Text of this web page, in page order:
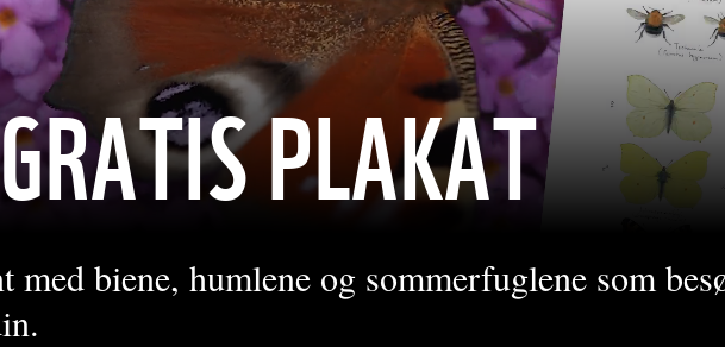
PLAKAT
med biene, humlene og sommerfuglene som